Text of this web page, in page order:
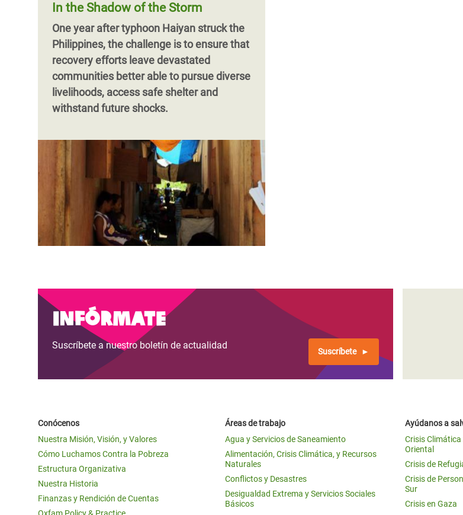
In the Shadow of the Storm
One year after typhoon Haiyan struck the
Philippines, the challenge is to ensure that
recovery efforts leave devastated
communities better able to pursue diverse
livelihoods, access safe shelter and
withstand future shocks.
Infórmate
Suscríbete a nuestro boletín de actualidad
Suscríbete
Conócenos
Nuestra Misión, Visión, y Valores
Cómo Luchamos Contra la Pobreza
Estructura Organizativa
Nuestra Historia
Finanzas y Rendición de Cuentas
Oxfam Policy & Practice
Áreas de trabajo
Agua y Servicios de Saneamiento
Alimentación, Crisis Climática, y Recursos
Naturales
Conflictos y Desastres
Desigualdad Extrema y Servicios Sociales
Básicos
Ayúdanos a
Crisis
Oriental
Crisis de
Crisis de
Sur
Crisis en Gaza